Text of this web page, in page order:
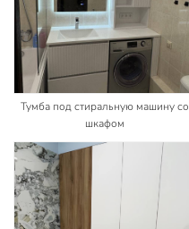
Тумба под стиральную машину со
шкафом